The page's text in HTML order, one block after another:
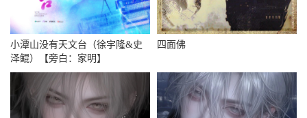
小潭山没有天文台（徐宇隆&史
泽鲲）【旁白：家明】
四面佛